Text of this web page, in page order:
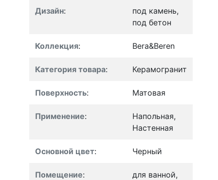
Дизайн:
под камень,
под бетон
Коллекция: Bera&Beren
Категория товара: Керамогранит
Поверхность: Матовая
Применение:
Напольная,
Настенная
Основной цвет: Черный
Помещение:
для ванной,